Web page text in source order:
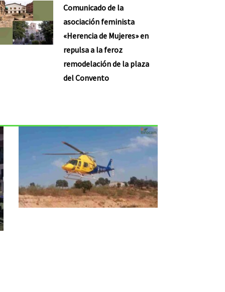
Comunicado de la
asociación feminista
«Herencia de Mujeres» en
repulsa a la feroz
remodelación de la plaza
del Convento